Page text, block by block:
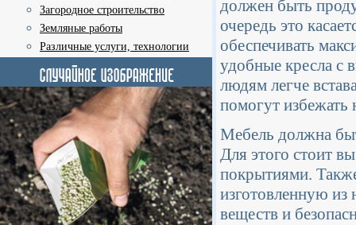
Загородное строительство
Земляные работы
Различные услуги, технологии
должен быть
очередь это
обеспечивать
удобные кресла с
людям легче
помогут избежать
Мебель должна
Для этого стоит
покрытиями.
изготовленную из
веществ и